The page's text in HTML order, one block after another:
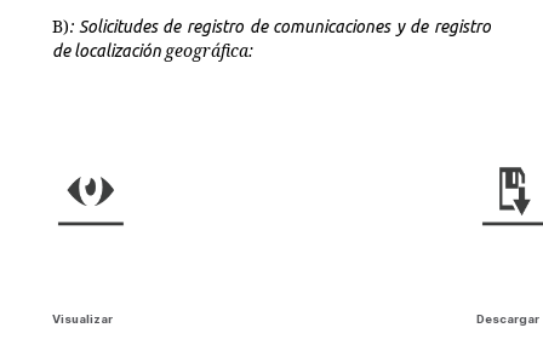
B): Solicitudes de registro de comunicaciones y de registro
de localización geográfica:
Visualizar Descargar